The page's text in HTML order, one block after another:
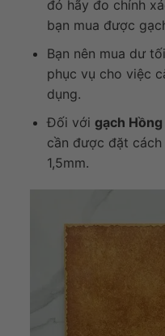
đó hãy đo chính
bạn mua được
Bạn nên mua dư
phục vụ cho việc
dụng.
Đối với gạch Hồng
cần được đặt
1,5mm.